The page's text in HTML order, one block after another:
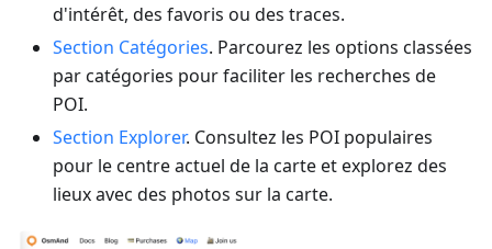
d'intérêt, des favoris ou des traces.
Section Catégories. Parcourez les options classées
par catégories pour faciliter les recherches de
POI.
Section Explorer. Consultez les POI populaires
pour le centre actuel de la carte et explorez des
lieux avec des photos sur la carte.